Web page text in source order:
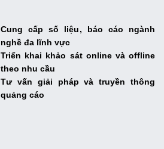
Cung cấp số liệu, báo cáo ngành
nghề đa lĩnh vực
Triển khai khảo sát online và offline
theo nhu cầu
Tư vấn giải pháp và truyền thông
quảng cáo